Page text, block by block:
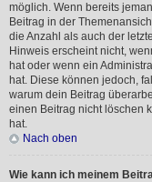
möglich. Wenn bereits
Beitrag in der
die Anzahl als auch der
Hinweis erscheint nicht,
hat oder wenn ein
hat. Diese können jedoch,
warum dein Beitrag
einen Beitrag nicht löschen
hat.
Nach oben
Wie kann ich meinem